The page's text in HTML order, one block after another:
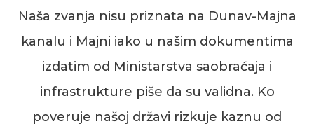
Naša zvanja nisu priznata na Dunav-Majna
kanalu i Majni iako u našim dokumentima
izdatim od Ministarstva saobraćaja i
infrastrukture piše da su validna. Ko
poveruje našoj državi rizkuje kaznu od